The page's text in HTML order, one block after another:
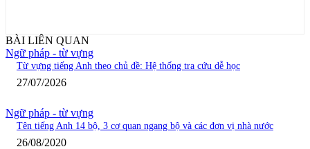
BÀI LIÊN QUAN
Ngữ pháp - từ vựng
Từ vựng tiếng Anh theo chủ đề: Hệ thống tra cứu dễ học
27/07/2026
Ngữ pháp - từ vựng
Tên tiếng Anh 14 bộ, 3 cơ quan ngang bộ và các đơn vị nhà nước
26/08/2020